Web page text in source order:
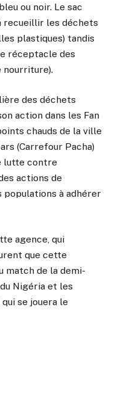
ou noir. Le sac
recueillir les déchets
plastiques) tandis
réceptacle des
nourriture).
des déchets
action dans les Fan
chauds de la ville
(Carrefour Pacha)
lutte contre
actions de
à adhérer
agence, qui
que cette
match de la demi-
Nigéria et les
qui se jouera le